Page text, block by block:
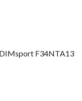
F34NTA13